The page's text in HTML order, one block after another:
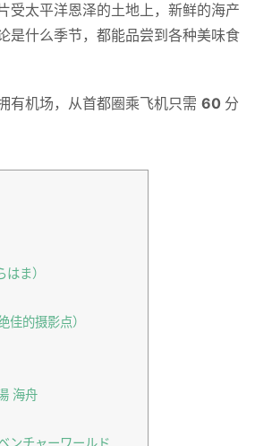
受太平洋恩泽的土地上，新鲜的海产
是什么季节，都能品尝到各种美味食
有机场，从首都圈乘飞机只需 60 分
ま）
佳的摄影点）
海舟